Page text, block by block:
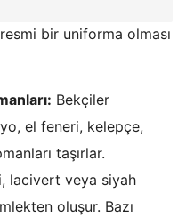
bir uniforma olması
Bekçiler
el feneri, kelepçe,
taşırlar.
lacivert veya siyah
oluşur. Bazı